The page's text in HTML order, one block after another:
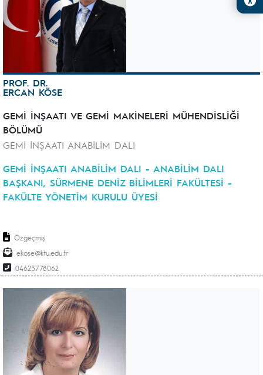
PROF. DR.
ERCAN KÖSE
GEMİ İNŞAATI VE GEMİ MAKİNELERİ MÜHENDİSLİĞİ
BÖLÜMÜ
GEMİ İNŞAATI ANABİLİM DALI
GEMİ İNŞAATI ANABİLİM DALI - ANABİLİM DALI
BAŞKANI, SÜRMENE DENİZ BİLİMLERİ FAKÜLTESİ -
FAKÜLTE YÖNETİM KURULU ÜYESİ
Özgeçmiş
ekose
04623778062